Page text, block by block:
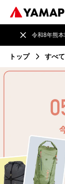
令和8年熊
トップ すべ